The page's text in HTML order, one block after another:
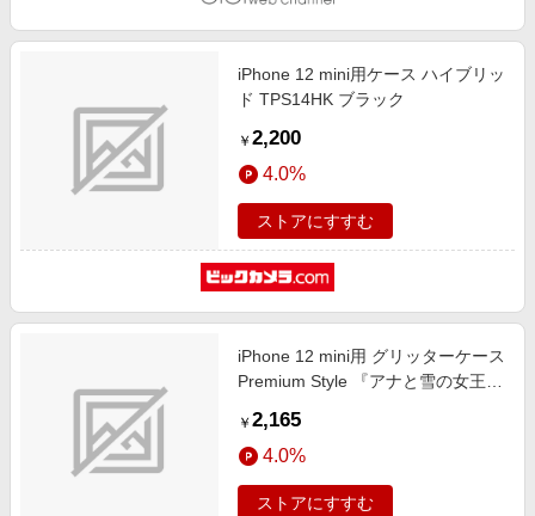
iPhone 12 mini用ケース ハイブリッ
ド TPS14HK ブラック
￥ 2,200
4.0%
ストアにすすむ
iPhone 12 mini用 グリッターケース
Premium Style 『アナと雪の女王』
￥ 2,165
4.0%
ストアにすすむ